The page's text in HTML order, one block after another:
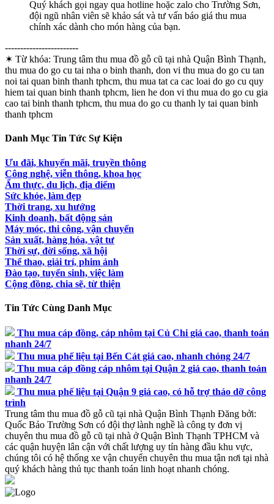
Quý khách gọi ngay qua hotline hoặc zalo cho Trường Sơn,
đội ngũ nhân viên sẽ khảo sát và tư vấn báo giá thu mua
chính xác dành cho món hàng của bạn.
------------------------
✶ Từ khóa: Trung tâm thu mua đồ gỗ cũ tại nhà Quận Bình Thạnh,
thu mua do go cu tai nha o binh thanh, don vi thu mua do go cu tan
noi tai quan binh thanh tphcm, thu mua tat ca cac loai do go cu quy
hiem tai quan binh thanh tphcm, lien he don vi thu mua do go cu gia
cao tai binh thanh tphcm, thu mua do go cu thanh ly tai quan binh
thanh tphcm
Danh Mục Tin Tức Sự Kiện
Ưu đãi, khuyến mãi, truyền thông
Công nghệ, viễn thông, khoa học
Ẩm thực, du lịch, địa điểm
Sức khỏe, làm đẹp
Thời trang, xu hướng
Kinh doanh, bất động sản
Máy móc, thi công, vận chuyển
Sản xuất, hàng hóa, vật tư
Thời sự, đời sống, xã hội
Thể thao, giải trí, phim ảnh
Đào tạo, tuyển sinh, việc làm
Cộng đồng, chia sẽ, từ thiện
Tin Tức Cùng Danh Mục
Thu mua cáp đồng, cáp nhôm tại Củ Chi giá cao, thanh toán
nhanh 24/7
Thu mua phế liệu tại Bến Cát giá cao, nhanh chóng 24/7
Thu mua cáp đồng cáp nhôm tại Quận 2 giá cao, thanh toán
nhanh 24/7
Thu mua phế liệu tại Quận 9 giá cao, có hỗ trợ tháo dỡ công
trình
Trung tâm thu mua đồ gỗ cũ tại nhà Quận Bình Thạnh Đăng bởi:
Quốc Bảo Trường Sơn có đội thợ lành nghề là công ty đơn vị
chuyên thu mua đồ gỗ cũ tại nhà ở Quận Bình Thạnh TPHCM và
các quận huyện lân cận với chất lượng uy tín hàng đầu khu vực,
chúng tôi có hệ thống xe vận chuyển chuyên thu mua tận nơi tại nhà
quý khách hàng thủ tục thanh toán linh hoạt nhanh chóng.